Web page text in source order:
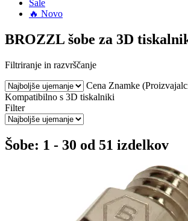
Sale
🔥 Novo
BROZZL šobe za 3D
Filtriranje in razvrščanje
Cena Znamke
Kompatibilno s 3D tiskalniki
Filter
Šobe: 1 - 30 od 51 izdelkov